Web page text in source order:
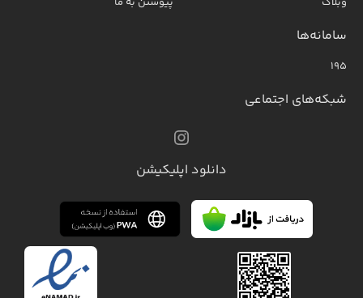
سامانه‌ها
۱۹۵
شبکه‌های اجتماعی
دانلود اپلیکیشن